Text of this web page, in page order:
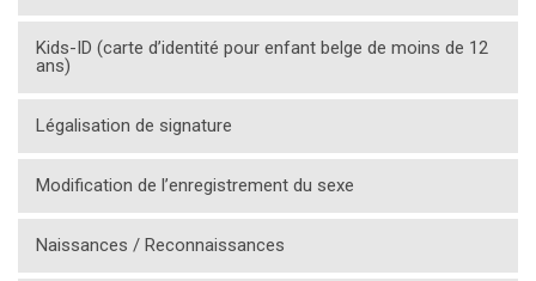
Kids-ID (carte d’identité pour enfant belge de moins de 12
ans)
Légalisation de signature
Modification de l’enregistrement du sexe
Naissances / Reconnaissances